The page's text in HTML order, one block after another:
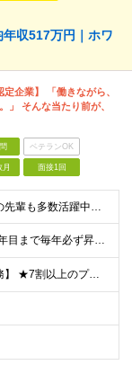
年収517万円｜ホワ
定企業】 「働きながら、
」 そんな当たり前が、
ベテランOK
月 面接1回
＼未経験大歓迎！文系出身の先輩も多数活躍中／ ◆PCスキルに自信のない方も歓迎 ◆完全未経験OK ◆社会人デビューもOK ◆学歴不問 「働きながら少しずつ専門スキルを身につけたい」という意欲重視の採
＼平均年収517万円！入社5年目まで毎年必ず昇給／ ■賞与年3回 ■年収800万円以上も可 ■入社3年以上の平均年収469.2万円 月給23万2000円以上＋賞与年3回＋各種手当 ☆入社5年目まで最
【研修中はフルリモート勤務】 ★7割以上のプロジェクトでリモートワークを導入 ★一都三県のプロジェクト先 ★転居を伴う転勤なし ＜プロジェクト先＞ 東京・神奈川・千葉・埼玉でのプロジェクト先にて勤務